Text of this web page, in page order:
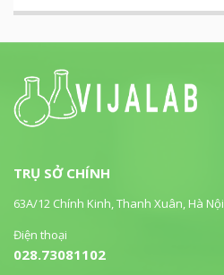
TRỤ SỞ CHÍNH
63A/12 Chính Kinh, Thanh Xuân, Hà Nội
Điện thoại
028.73081102